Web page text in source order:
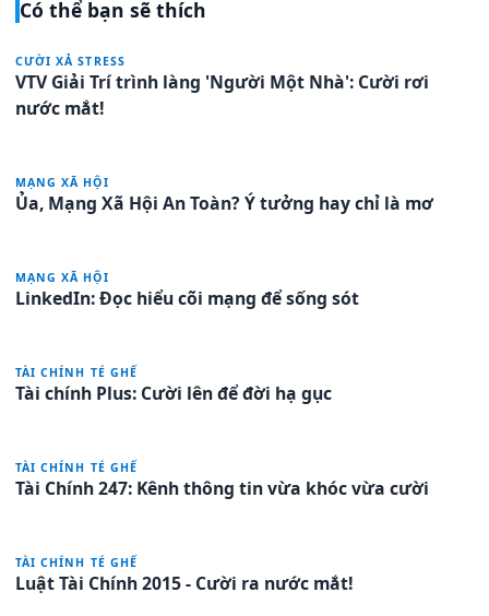
Có thể bạn sẽ thích
CƯỜI XẢ STRESS
VTV Giải Trí trình làng 'Người Một Nhà': Cười rơi
nước mắt!
MẠNG XÃ HỘI
Ủa, Mạng Xã Hội An Toàn? Ý tưởng hay chỉ là mơ
MẠNG XÃ HỘI
LinkedIn: Đọc hiểu cõi mạng để sống sót
TÀI CHÍNH TÉ GHẾ
Tài chính Plus: Cười lên để đời hạ gục
TÀI CHÍNH TÉ GHẾ
Tài Chính 247: Kênh thông tin vừa khóc vừa cười
TÀI CHÍNH TÉ GHẾ
Luật Tài Chính 2015 - Cười ra nước mắt!